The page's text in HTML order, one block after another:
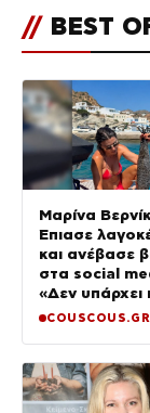
// BEST
Μαρίνα
Έπιασε
και ανέβασε
στα social
«Δεν υπάρχει
λόγος να
COUSCOUS.GR